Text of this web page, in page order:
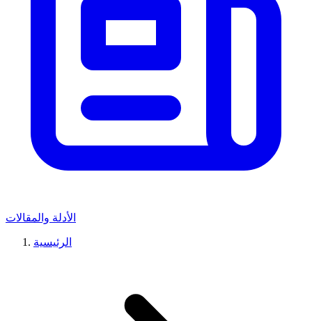
الأدلة والمقالات
الرئيسية